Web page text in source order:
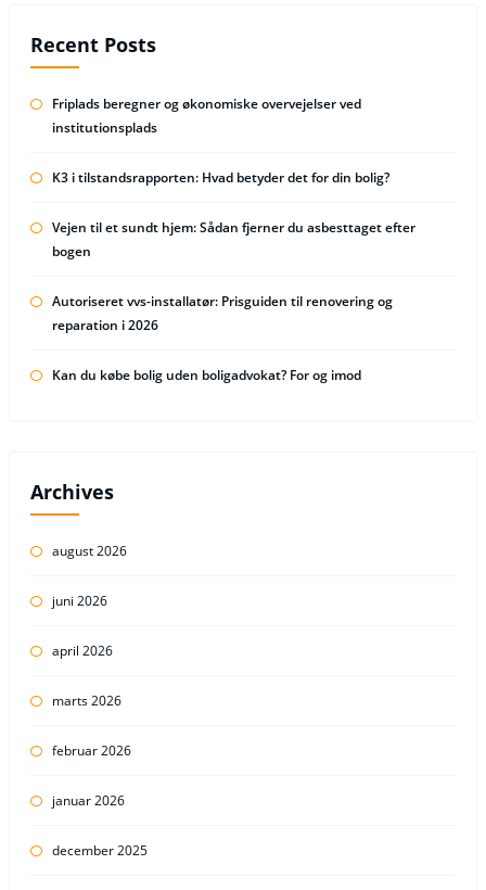
Recent Posts
Friplads beregner og økonomiske overvejelser ved
institutionsplads
K3 i tilstandsrapporten: Hvad betyder det for din bolig?
Vejen til et sundt hjem: Sådan fjerner du asbesttaget efter
bogen
Autoriseret vvs-installatør: Prisguiden til renovering og
reparation i 2026
Kan du købe bolig uden boligadvokat? For og imod
Archives
august 2026
juni 2026
april 2026
marts 2026
februar 2026
januar 2026
december 2025